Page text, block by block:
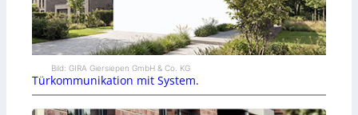
Bild: GIRA Giersiepen GmbH & Co. KG
Türkommunikation mit System.